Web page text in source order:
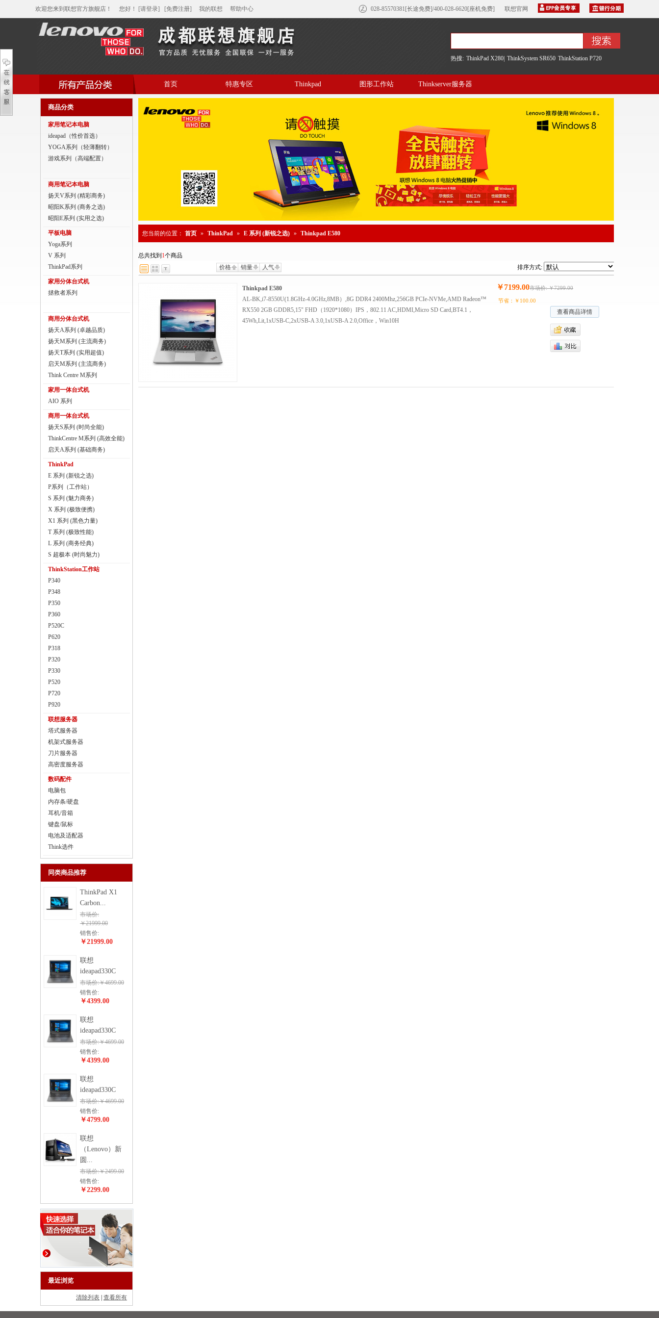
欢迎您来到联想官方旗舰店！ 您好 ！ [请登录] [免费注册] 我的联想 帮助中心 联想官网
028-85570381[长途免费]/400-028-6620[座机免费]
热搜: ThinkPad X280| ThinkSystem SR650 ThinkStation P720
家用笔记本电脑
商用笔记本电脑
平板电脑
商用分体台式机
家用一体台式机
ThinkPad
ThinkStation工作站
联想服务器
首页 特惠专区 Thinkpad 图形工作站 Thinkserver服务器
商品分类
家用笔记本电脑
ideapad（性价首选）
YOGA系列（轻薄翻转）
游戏系列（高端配置）
商用笔记本电脑
扬天V系列 (精彩商务)
昭阳K系列 (商务之选)
昭阳E系列 (实用之选)
平板电脑
Yoga系列
V 系列
ThinkPad系列
家用分体台式机
拯救者系列
商用分体台式机
扬天A系列 (卓越品质)
扬天M系列 (主流商务)
扬天T系列 (实用超值)
启天M系列 (主流商务)
Think Centre M系列
家用一体台式机
AIO 系列
商用一体台式机
扬天S系列 (时尚全能)
ThinkCentre M系列 (高效全能)
启天A系列 (基础商务)
ThinkPad
E 系列 (新锐之选)
P系列（工作站）
S 系列 (魅力商务)
X 系列 (极致便携)
X1 系列 (黑色力量)
T 系列 (极致性能)
L 系列 (商务经典)
S 超极本 (时尚魅力)
ThinkStation工作站
P340
P348
P350
P360
P520C
P620
P318
P320
P330
P520
P720
P920
联想服务器
塔式服务器
机架式服务器
刀片服务器
高密度服务器
数码配件
电脑包
内存条/硬盘
耳机/音箱
键盘/鼠标
电池及适配器
Think选件
同类商品推荐
ThinkPad X1
Carbon...
市场价:
￥21999.00
销售价:
￥21999.00
联想
ideapad330C
市场价:￥4699.00
销售价:
￥4399.00
联想
ideapad330C
市场价:￥4699.00
销售价:
￥4399.00
联想
ideapad330C
市场价:￥4699.00
销售价:
￥4799.00
联想
（Lenovo）新
圆...
市场价:￥2499.00
销售价:
￥2299.00
最近浏览
清除列表 查看所有
您当前的位置： 首页 » ThinkPad » E 系列 (新锐之选) » Thinkpad E580
总共找到 1个商品
价格
销量 人气 排序方式:
Thinkpad E580
AL-BK,i7-8550U(1.8GHz-4.0GHz,8MB）,8G DDR4 2400Mhz,256GB PCIe-NVMe,AMD Radeon™
RX550 2GB GDDR5,15" FHD（1920*1080）IPS，802.11 AC,HDMI,Micro SD Card,BT4.1，
45Wh,Lit,1xUSB-C,2xUSB-A 3.0,1xUSB-A 2.0,Office，Win10H
￥7199.00市场价: ￥7299.00
节省：￥100.00
查看商品详情